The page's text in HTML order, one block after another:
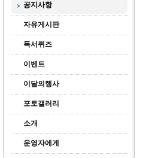
공지사항
자유게시판
독서퀴즈
이벤트
이달의행사
포토갤러리
소개
운영자에게